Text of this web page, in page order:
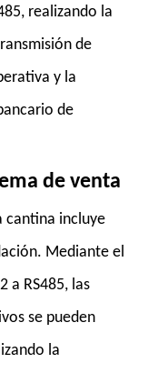
realizando la
de
y la
de
de venta
cantina incluye
Mediante el
a RS485, las
se pueden
la